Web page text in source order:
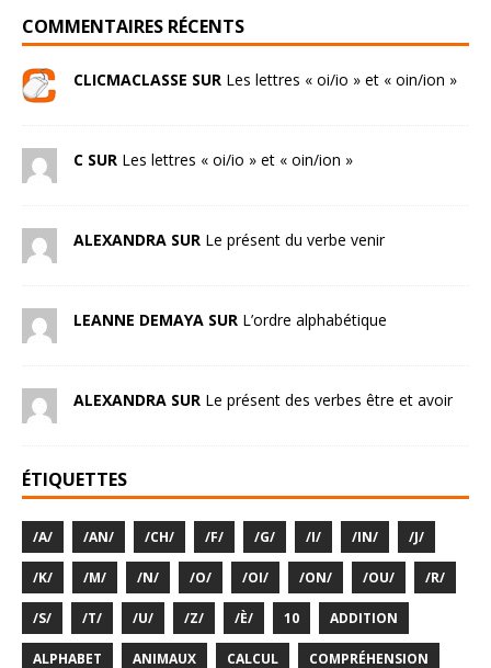
COMMENTAIRES RÉCENTS
CLICMACLASSE SUR Les lettres « oi/io » et « oin/ion »
C SUR Les lettres « oi/io » et « oin/ion »
ALEXANDRA SUR Le présent du verbe venir
LEANNE DEMAYA SUR L’ordre alphabétique
ALEXANDRA SUR Le présent des verbes être et avoir
ÉTIQUETTES
/A/ /AN/ /CH/ /F/ /G/ /I/ /IN/ /J/
/K/ /M/ /N/ /O/ /OI/ /ON/ /OU/ /R/
/S/ /T/ /U/ /Z/ /È/ 10 ADDITION
ALPHABET ANIMAUX CALCUL COMPRÉHENSION